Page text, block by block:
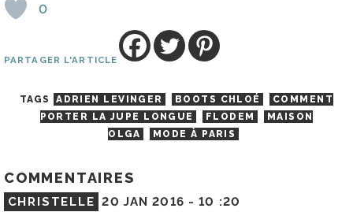
0
PARTAGER L'ARTICLE
TAGS ADRIEN LEVINGER BOOTS CHLOÉ
COMMENT
PORTER LA JUPE LONGUE
FLODEM
MAISON
OLGA
MODE À PARIS
COMMENTAIRES
CHRISTELLE 20 JAN 2016 -10 :20